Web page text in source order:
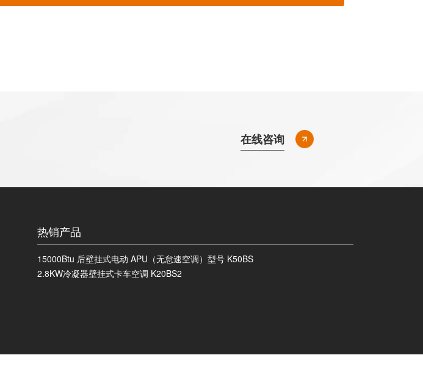
在线咨询
热销产品
15000Btu 后壁挂式电动 APU（无怠速空调）型号 K50BS
2.8KW冷凝器壁挂式卡车空调 K20BS2